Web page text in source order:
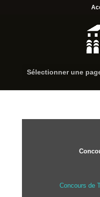
Sélectionner une
Concours de